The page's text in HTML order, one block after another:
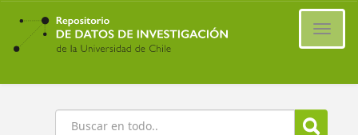
Ir
contenido
principal
Buscar